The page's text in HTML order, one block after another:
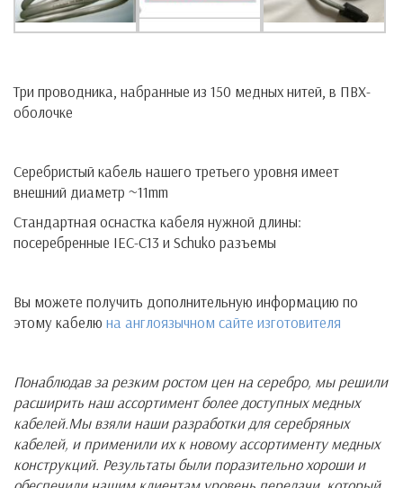
Три проводника, набранные из 150 медных нитей, в ПВХ-
оболочке
Серебристый кабель нашего третьего уровня имеет
внешний диаметр ~11mm
Стандартная оснастка кабеля нужной длины:
посеребренные IEC-C13 и Schuko разъемы
Вы можете получить дополнительную информацию по
этому кабелю на англоязычном сайте изготовителя
Понаблюдав за резким ростом цен на серебро, мы решили
расширить наш ассортимент более доступных медных
кабелей.Мы взяли наши разработки для серебряных
кабелей, и применили их к новому ассортименту медных
конструкций. Результаты были поразительно хороши и